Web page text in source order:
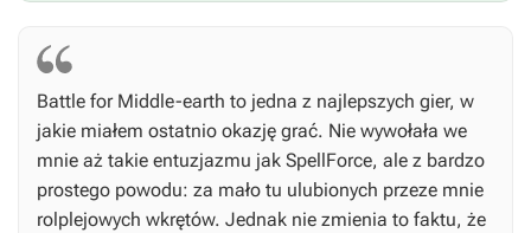
Battle for Middle-earth to jedna z najlepszych gier, w
jakie miałem ostatnio okazję grać. Nie wywołała we
mnie aż takie entuzjazmu jak SpellForce, ale z bardzo
prostego powodu: za mało tu ulubionych przeze mnie
rolplejowych wkrętów. Jednak nie zmienia to faktu, że